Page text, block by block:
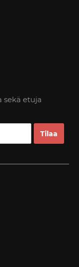
sekä etuja